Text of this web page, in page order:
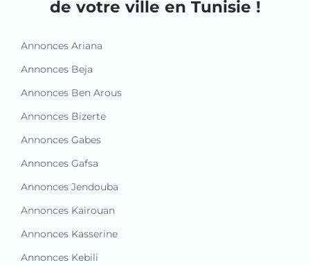
de votre ville en Tunisie !
Annonces Ariana
Annonces Beja
Annonces Ben Arous
Annonces Bizerte
Annonces Gabes
Annonces Gafsa
Annonces Jendouba
Annonces Kairouan
Annonces Kasserine
Annonces Kebili